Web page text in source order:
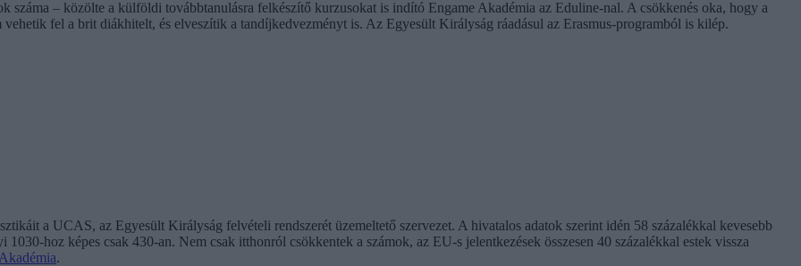
száma – közölte a külföldi továbbtanulásra felkészítő kurzusokat is indító Engame Akadémia az Eduline-nal. A csökkenés oka, hogy a
fel a brit diákhitelt, és elveszítik a tandíjkedvezményt is. Az Egyesült Királyság ráadásul az Erasmus-programból is kilép.
a UCAS, az Egyesült Királyság felvételi rendszerét üzemeltető szervezet. A hivatalos adatok szerint idén 58 százalékkal kevesebb
hoz képes csak 430-an. Nem csak itthonról csökkentek a számok, az EU-s jelentkezések összesen 40 százalékkal estek vissza
.